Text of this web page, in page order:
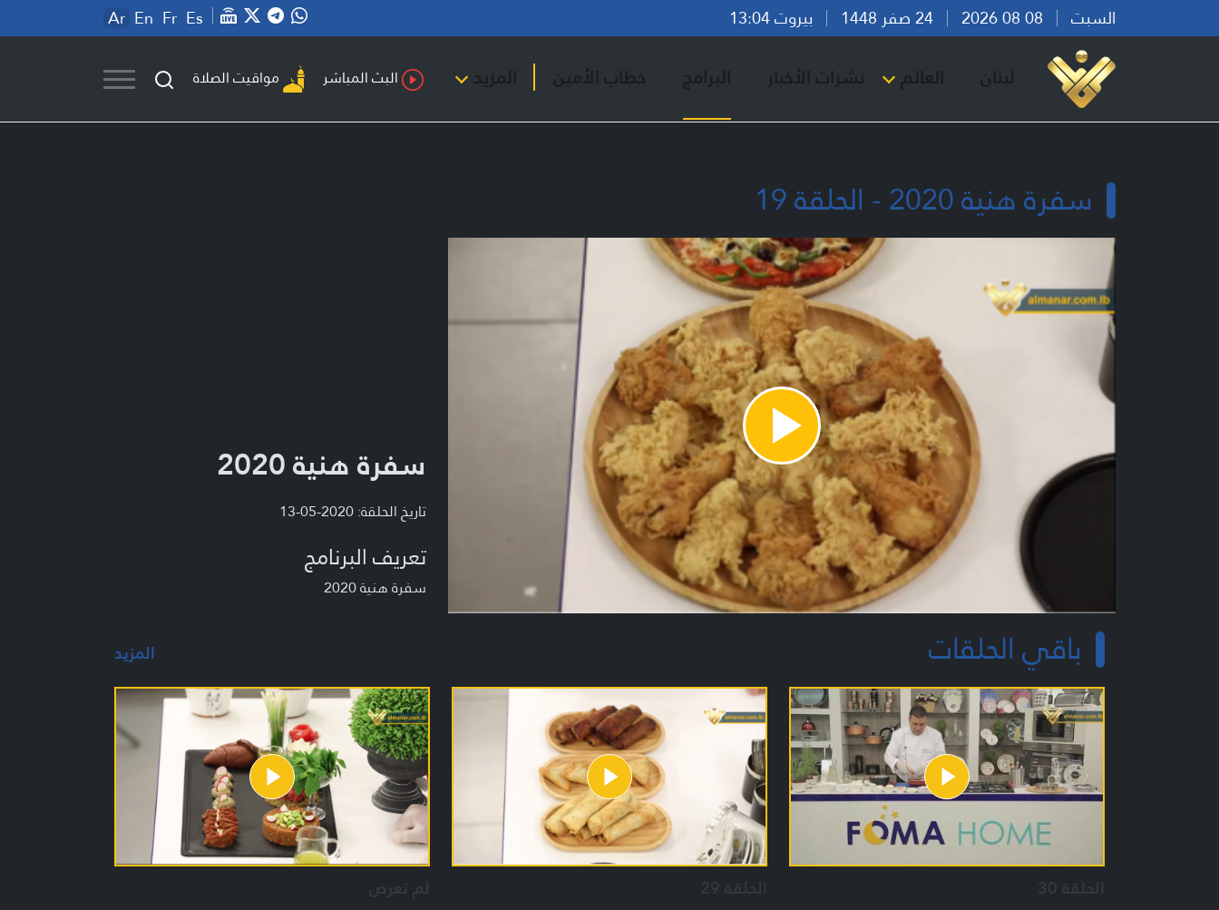
السبت بيروت 13:04 Ar En Fr Es
لبنان العالم نشرات الأخبار البرامج خطاب الأمين المزيد البث المباشر مواقيت الصلاة
سفرة هنية 2020 - الحلقة 19
Play
Video
سفرة هنية 2020
تاريخ الحلقة: 2020-05-13
تعريف البرنامج
سفرة هنية 2020
باقي الحلقات المزيد
الحلقة 30 الحلقة 29 لم تعرض